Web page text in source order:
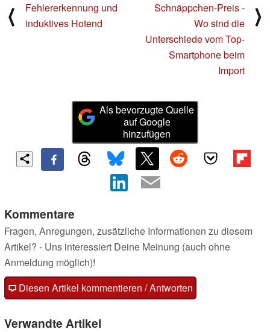
⟨
Fehlererkennung und
induktives Hotend
Schnäppchen-Preis -
Wo sind die
Unterschiede vom Top-
Smartphone beim
Import
⟩
Als bevorzugte Quelle
auf Google
hinzufügen
Kommentare
Fragen, Anregungen, zusätzliche Informationen zu diesem
Artikel? - Uns interessiert Deine Meinung (auch ohne
Anmeldung möglich)!
Diesen Artikel kommentieren / Antworten
Verwandte Artikel